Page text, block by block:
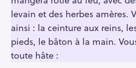
levain et des herbes amères.
ainsi : la ceinture aux reins,
pieds, le bâton à la main.
toute hâte :